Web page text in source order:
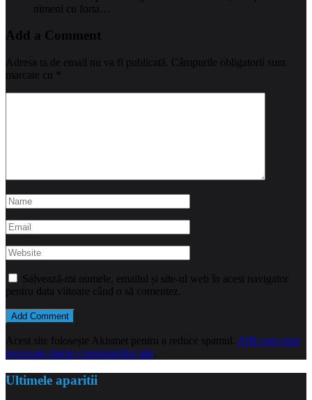
nimeni cu forta…
Add a Comment
Adresa ta de email nu va fi publicată. Câmpurile obligatorii sunt
marcate cu
Salvează-mi numele, emailul și site-ul web în acest navigator
pentru data viitoare când o să comentez.
Acest site folosește Akismet pentru a reduce spamul. Află cum sunt
procesate datele comentariilor tale
Ultimele aparitii